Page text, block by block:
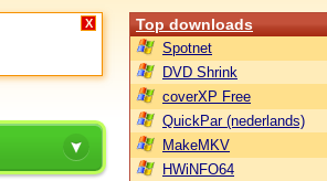
X Top downloads
Spotnet
DVD Shrink
coverXP Free
QuickPar (nederlands)
MakeMKV
HWiNFO64